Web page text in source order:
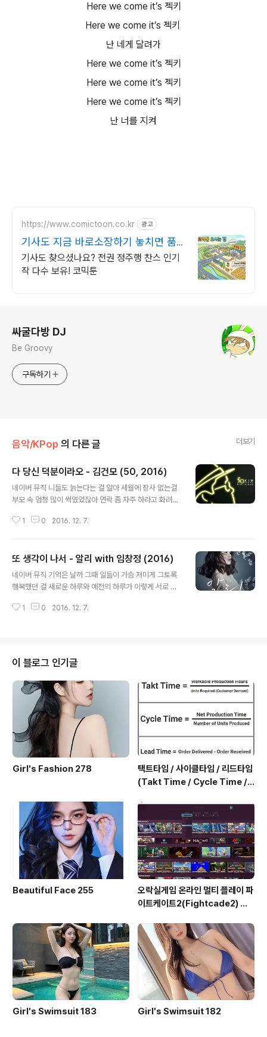
Here we come it’s 젝키
Here we come it’s 젝키
난 네게 달려가
Here we come it’s 젝키
Here we come it’s 젝키
Here we come it’s 젝키
난 너를 지켜
https://www.comictoon.co.kr 광고
기사도 지금 바로소장하기 놓치면 품절
판타지 전권세트
기사도 찾으셨나요? 전권 정주행 찬스 인기
작 다수 보유! 코믹툰
싸굴다방 DJ
Be Groovy
구독하기
음악/KPop 의 다른 글 더보기
다 당신 덕분이라오 - 김건모 (50, 2016)
네이버 뮤직 니들도 늙는다는 걸 알아 세월에 장사 없는걸
부모 속 엄청 많이 썩였었잖아 연락 좀 자주 하라고 화려했
니 딴 사람 만나 떠나버렸네 간만에 외식 한번 해볼까 뭐 먹
아주 조금 남았어도 난 당신을 사랑하오 간만에 병원 한번
가볼까 늦둥이 낳을 수 있냐고 지금껏 아무 탈 없이 사는 건
다 당신 덕분이라오 지금껏 아무 탈 없이 사는 건 다 당신
1 0 2016. 12. 7.
또 생각이 나서 - 알리 with 임창정 (2016)
네이버 뮤직 기억은 날까 그때 일들이 가슴 저미게 그토록
행복했던 걸 새로운 하루와 예전의 하루가 이렇게 서로 바
있어 봤던걸 기나긴 오늘이 또 지나가는 걸 그것만으로도
들이 자꾸 말을 해 우리가 이별했단 걸 원망하니까 이토록
미워하니까 두 번 다신 볼 순 없겠지 나를 보내면서 망설이
면 어떡하나요 냉정하게 모두 잊고 사는데 그때 그 모습이
나를 쳐다보던 모습이 또 생각이 나서 참았었던 눈물이 흘
러요 언제가 우리가 마주치게 되면 웃으며 인사할까 혹시
나 서로를 알아보지 못하면 그대를 이 ..
1 0 2016. 12. 7.
이 블로그 인기글
Girl's Fashion 278
택트타임 / 사이클타임 / 리드타임
(Takt Time / Cycle Time / L
Beautiful Face 255
오락실게임 온라인 멀티 플레이 파
이트케이트2(Fightcade2) 설
Girl's Swimsuit 183 Girl's Swimsuit 182